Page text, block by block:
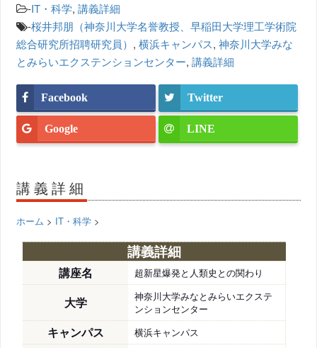
-IT・科学,講義詳細
-桜井邦朋（神奈川大学名誉教授、早稲田大学理工学術院
総合研究所招聘研究員） ,横浜キャンパス,神奈川大学みな
とみらいエクステンションセンター,講義詳細
Facebook Twitter
Google LINE
講義詳細
ホーム > IT・科学 >
講義詳細
講座名 超新星爆発と人類史との関わり
大学
神奈川大学みなとみらいエクステ
ンションセンター
キャンパス 横浜キャンパス